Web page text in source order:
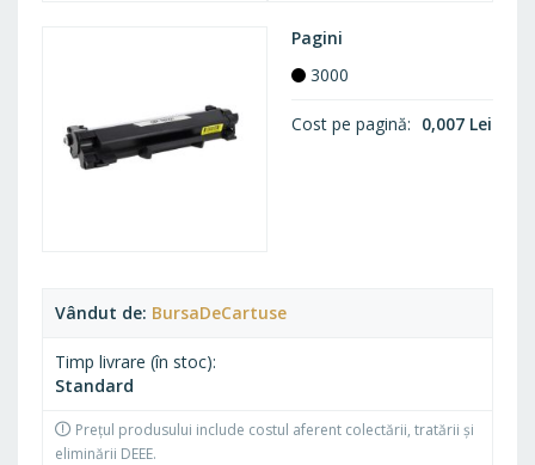
Vândut de BursaDeCartuse
Timp livrare (în stoc)
Standard
Prețul produsului include costul aferent colectării, tratării și
eliminării DEEE.
Pagini
3000
Cost pe pagină 0,007 Lei